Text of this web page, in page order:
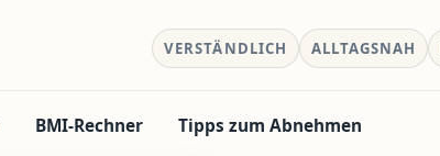
VERSTÄNDLICH ALLTAGSNAH
BMI-Rechner Tipps zum Abnehmen